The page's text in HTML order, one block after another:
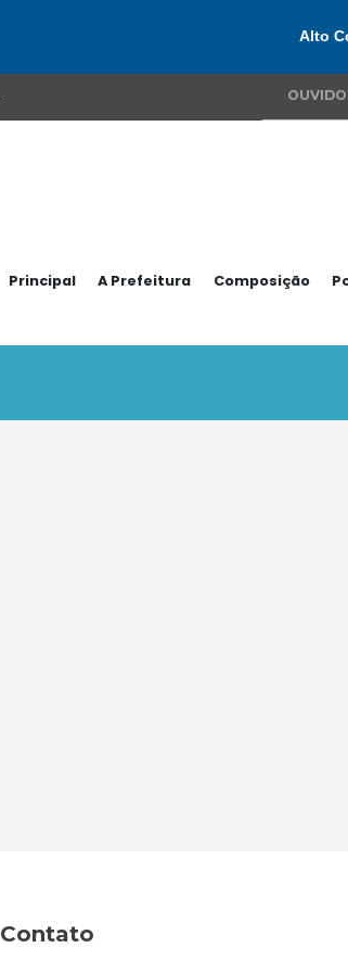
Alto
Principal A Prefeitura Composição
Contato